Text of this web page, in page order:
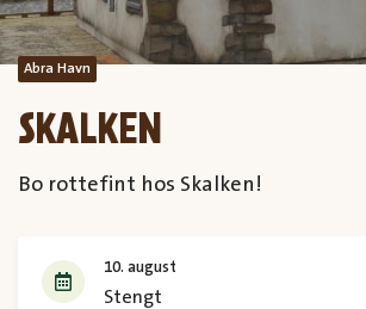
Abra Havn
SKALKEN
Bo rottefint hos Skalken!
10. august
Stengt